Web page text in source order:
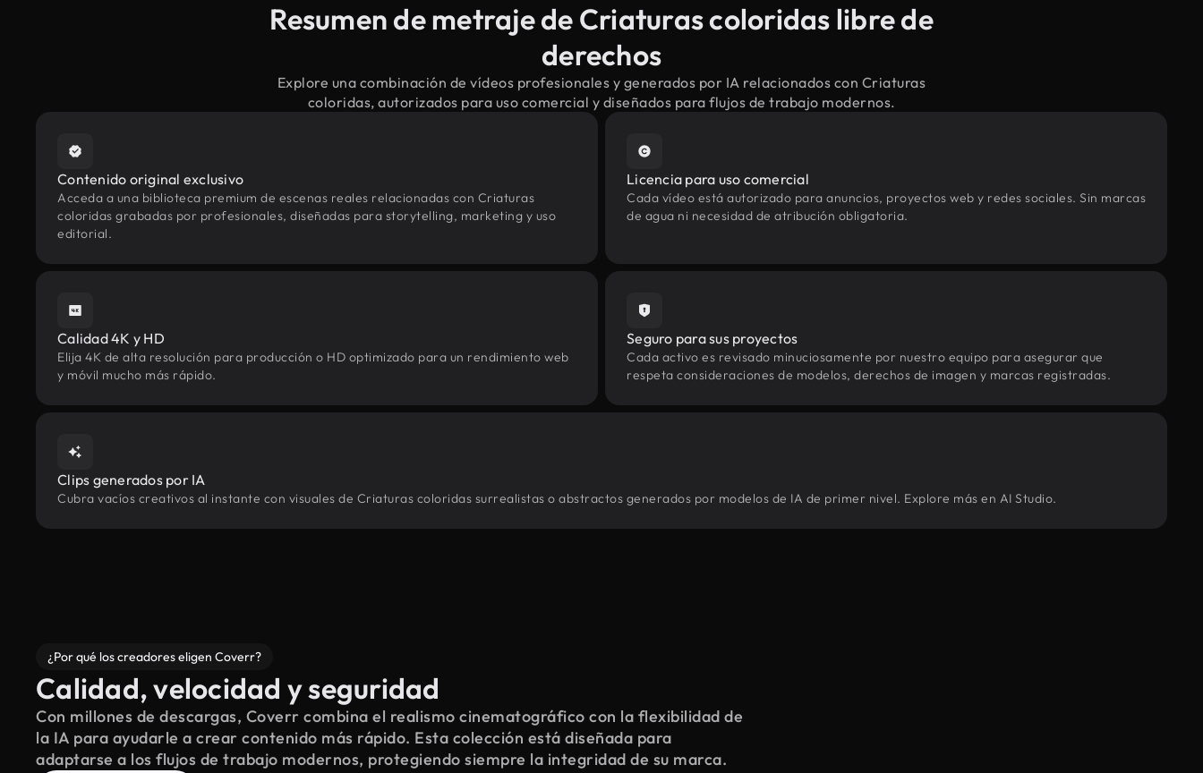
Resumen de metraje de Criaturas coloridas libre de
derechos
Explore una combinación de vídeos profesionales y generados por IA relacionados con Criaturas
coloridas, autorizados para uso comercial y diseñados para flujos de trabajo modernos.
Contenido original exclusivo
Acceda a una biblioteca premium de escenas reales relacionadas con Criaturas
coloridas grabadas por profesionales, diseñadas para storytelling, marketing y uso
editorial.
Licencia para uso comercial
Cada vídeo está autorizado para anuncios, proyectos web y redes sociales. Sin marcas
de agua ni necesidad de atribución obligatoria.
Calidad 4K y HD
Elija 4K de alta resolución para producción o HD optimizado para un rendimiento web
y móvil mucho más rápido.
Seguro para sus proyectos
Cada activo es revisado minuciosamente por nuestro equipo para asegurar que
respeta consideraciones de modelos, derechos de imagen y marcas registradas.
Clips generados por IA
Cubra vacíos creativos al instante con visuales de Criaturas coloridas surrealistas o abstractos generados por modelos de IA de primer nivel. Explore más en AI Studio.
¿Por qué los creadores eligen Coverr?
Calidad, velocidad y seguridad
Con millones de descargas, Coverr combina el realismo cinematográfico con la flexibilidad de
la IA para ayudarle a crear contenido más rápido. Esta colección está diseñada para
adaptarse a los flujos de trabajo modernos, protegiendo siempre la integridad de su marca.